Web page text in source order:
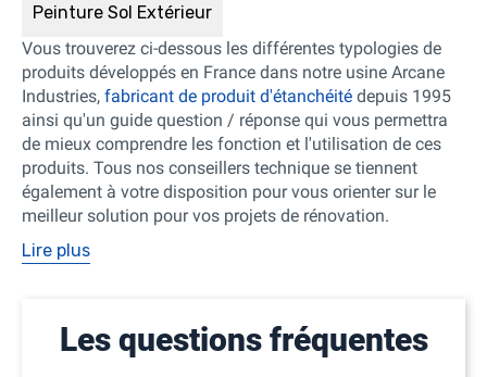
Peinture Sol Extérieur
Vous trouverez ci-dessous les différentes typologies de
produits développés en France dans notre usine Arcane
Industries, fabricant de produit d'étanchéité depuis 1995
ainsi qu'un guide question / réponse qui vous permettra
de mieux comprendre les fonction et l'utilisation de ces
produits. Tous nos conseillers technique se tiennent
également à votre disposition pour vous orienter sur le
meilleur solution pour vos projets de rénovation.
Lire plus
Les questions fréquentes